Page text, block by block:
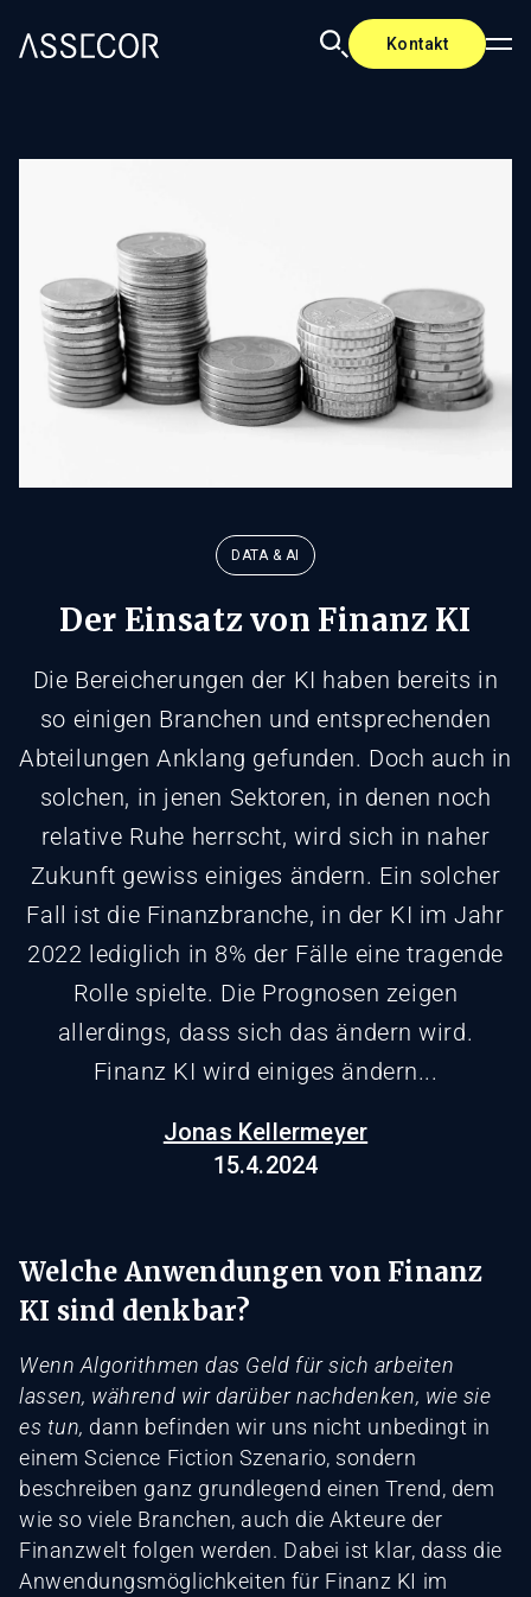
Kontakt
DATA & AI
Der Einsatz von Finanz KI
Die Bereicherungen der KI haben bereits in
so einigen Branchen und entsprechenden
Abteilungen Anklang gefunden. Doch auch in
solchen, in jenen Sektoren, in denen noch
relative Ruhe herrscht, wird sich in naher
Zukunft gewiss einiges ändern. Ein solcher
Fall ist die Finanzbranche, in der KI im Jahr
2022 lediglich in 8% der Fälle eine tragende
Rolle spielte. Die Prognosen zeigen
allerdings, dass sich das ändern wird.
Finanz KI wird einiges ändern...
Jonas Kellermeyer
15.4.2024
Welche Anwendungen von Finanz
KI sind denkbar?
Wenn Algorithmen das Geld für sich arbeiten
lassen, während wir darüber nachdenken, wie sie
es tun, dann befinden wir uns nicht unbedingt in
einem Science Fiction Szenario, sondern
beschreiben ganz grundlegend einen Trend, dem
wie so viele Branchen, auch die Akteure der
Finanzwelt folgen werden. Dabei ist klar, dass die
Anwendungsmöglichkeiten für Finanz KI im